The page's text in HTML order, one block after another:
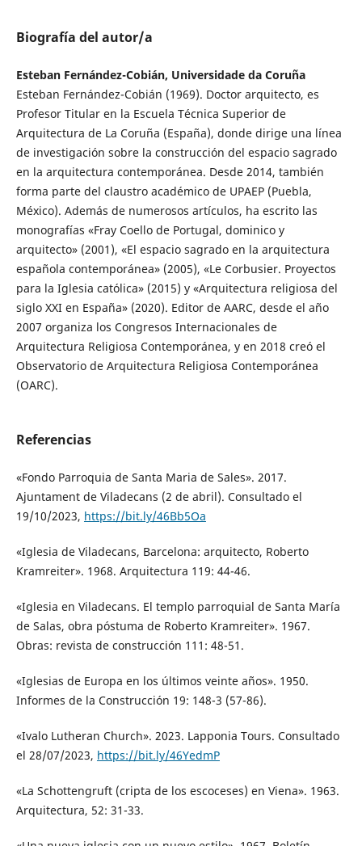
Biografía del autor/a
Esteban Fernández-Cobián, Universidade da Coruña
Esteban Fernández-Cobián (1969). Doctor arquitecto, es
Profesor Titular en la Escuela Técnica Superior de
Arquitectura de La Coruña (España), donde dirige una línea
de investigación sobre la construcción del espacio sagrado
en la arquitectura contemporánea. Desde 2014, también
forma parte del claustro académico de UPAEP (Puebla,
México). Además de numerosos artículos, ha escrito las
monografías «Fray Coello de Portugal, dominico y
arquitecto» (2001), «El espacio sagrado en la arquitectura
española contemporánea» (2005), «Le Corbusier. Proyectos
para la Iglesia católica» (2015) y «Arquitectura religiosa del
siglo XXI en España» (2020). Editor de AARC, desde el año
2007 organiza los Congresos Internacionales de
Arquitectura Religiosa Contemporánea, y en 2018 creó el
Observatorio de Arquitectura Religiosa Contemporánea
(OARC).
Referencias
«Fondo Parroquia de Santa Maria de Sales». 2017.
Ajuntament de Viladecans (2 de abril). Consultado el
19/10/2023, https://bit.ly/46Bb5Oa
«Iglesia de Viladecans, Barcelona: arquitecto, Roberto
Kramreiter». 1968. Arquitectura 119: 44-46.
«Iglesia en Viladecans. El templo parroquial de Santa María
de Salas, obra póstuma de Roberto Kramreiter». 1967.
Obras: revista de construcción 111: 48-51.
«Iglesias de Europa en los últimos veinte años». 1950.
Informes de la Construcción 19: 148-3 (57-86).
«Ivalo Lutheran Church». 2023. Lapponia Tours. Consultado
el 28/07/2023, https://bit.ly/46YedmP
«La Schottengruft (cripta de los escoceses) en Viena». 1963.
Arquitectura, 52: 31-33.